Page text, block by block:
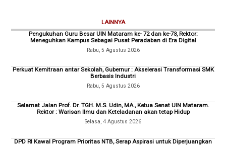
LAINNYA
Pengukuhan Guru Besar UIN Mataram ke- 72 dan ke-73, Rektor:
Meneguhkan Kampus Sebagai Pusat Peradaban di Era Digital
Rabu, 5 Agustus 2026
Perkuat Kemitraan antar Sekolah, Gubernur : Akselerasi Transformasi SMK
Berbasis Industri
Rabu, 5 Agustus 2026
Selamat Jalan Prof. Dr. TGH. M.S. Udin, MA., Ketua Senat UIN Mataram.
Rektor : Warisan Ilmu dan Keteladanan akan tetap Hidup
Selasa, 4 Agustus 2026
DPD RI Kawal Program Prioritas NTB, Serap Aspirasi untuk Diperjuangkan